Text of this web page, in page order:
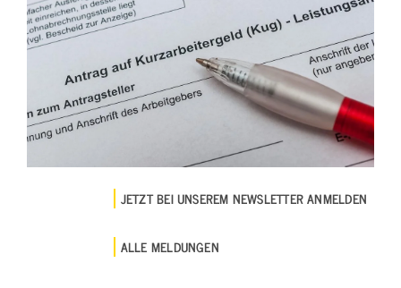
JETZT BEI UNSEREM NEWSLETTER ANMELDEN
ALLE MELDUNGEN